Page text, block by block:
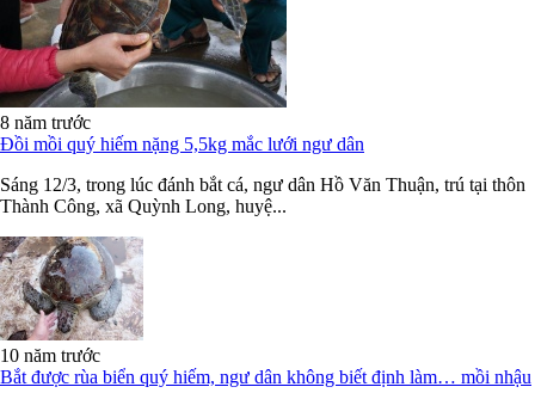
8 năm trước
Đồi mồi quý hiếm nặng 5,5kg mắc lưới ngư dân
Sáng 12/3, trong lúc đánh bắt cá, ngư dân Hồ Văn Thuận, trú tại thôn
Thành Công, xã Quỳnh Long, huyệ...
10 năm trước
Bắt được rùa biển quý hiếm, ngư dân không biết định làm… mồi nhậu